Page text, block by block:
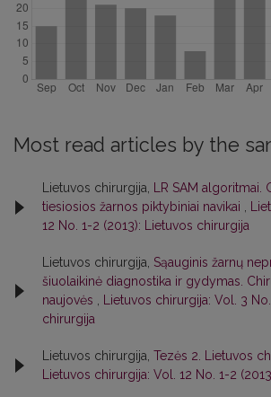
Most read articles by the
Lietuvos chirurgija,
LR SAM algoritmai.
tiesiosios žarnos piktybiniai navikai
12 No. 1-2 (2013): Lietuvos chirurgija
Lietuvos chirurgija, Sąauginis žarnų
šiuolaikinė diagnostika ir gydymas.
naujovės
Lietuvos chirurgija: Vol. 3
chirurgija
Lietuvos chirurgija, Tezės 2. Lietuvos
Lietuvos chirurgija: Vol. 12 No. 1-2